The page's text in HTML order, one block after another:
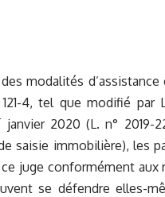
modalités
4, tel que modifié par
janvier 2020 (L. n° 2019-
saisie immobilière), les
juge conformément aux
se défendre elles-